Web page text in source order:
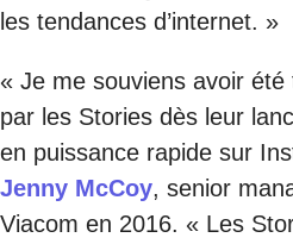
les tendances d’internet. »
« Je me souviens avoir
par les Stories dès leur
en puissance rapide sur
Jenny McCoy, senior
Viacom en 2016. « Les